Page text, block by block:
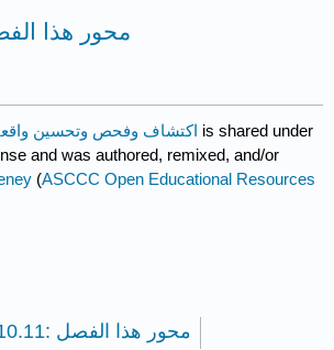
11.8: محور هذا
11: اكتشاف وفحص وتحسين is shared under
and was authored, remixed, and/or
(ASCCC Open Educational Resources
10.11: محور هذا الفصل